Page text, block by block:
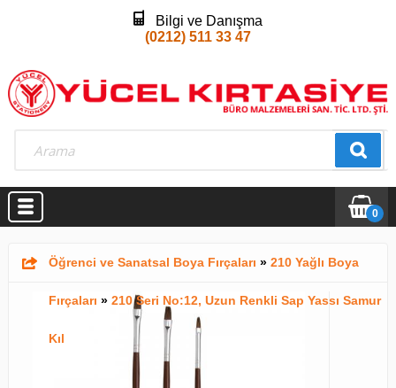
Bilgi ve Danışma
(0212) 511 33 47
0
Öğrenci ve Sanatsal Boya Fırçaları » 210 Yağlı Boya
Fırçaları » 210 Seri No:12, Uzun Renkli Sap Yassı Samur
Kıl